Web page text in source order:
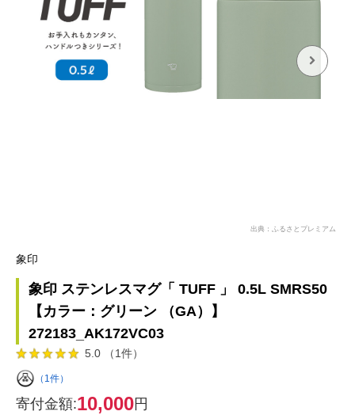
出典：ふるさとプレミアム
象印
象印 ステンレスマグ「 TUFF 」 0.5L SMRS50
【カラー：グリーン （GA）】
272183_AK172VC03
5.0 （1件）
（1件）
寄付金額:10,000円